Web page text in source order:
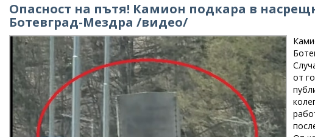
Опасност на пътя! Камион подкара в
Ботевград-Мездра /видео/
от